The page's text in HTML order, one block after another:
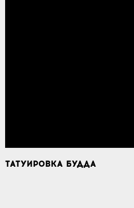
ТАТУИРОВКА БУДДА